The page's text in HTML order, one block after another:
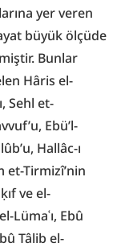
yer veren
büyük ölçüde
Bunlar
Hâris el-
Sehl et-
Ebü’l-
Hallâc-ı
et-Tirmizî’nin
ve el-
Lümaʿı, Ebû
Tâlib el-